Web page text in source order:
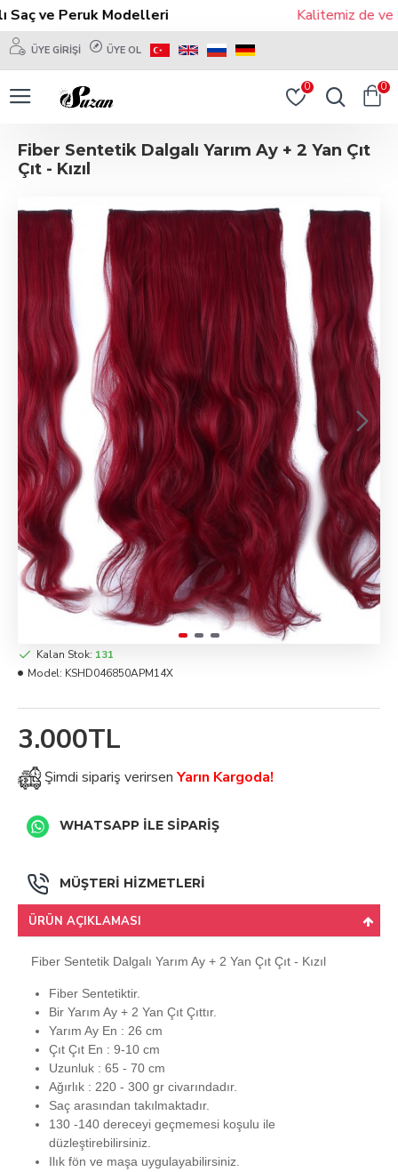
ve Peruk Modelleri Kalitemiz de ve
ÜYE GIRIŞI ÜYE OL
0 0
Fiber Sentetik Dalgalı Yarım Ay + 2 Yan Çıt
Çıt - Kızıl
3.000TL
Kalan Stok: 131
Model: KSHD046850APM14X
Şimdi sipariş verirsen Yarın Kargoda!
WHATSAPP İLE SİPARİŞ
MÜŞTERİ HİZMETLERİ
ÜRÜN AÇIKLAMASI
Fiber Sentetik Dalgalı Yarım Ay + 2 Yan Çıt Çıt - Kızıl
Fiber Sentetiktir.
Bir Yarım Ay + 2 Yan Çıt Çıttır.
Yarım Ay En : 26 cm
Çıt Çıt En : 9-10 cm
Uzunluk : 65 - 70 cm
Ağırlık : 220 - 300 gr civarındadır.
Saç arasından takılmaktadır.
130 -140 dereceyi geçmemesi koşulu ile
düzleştirebilirsiniz.
Ilık fön ve maşa uygulayabilirsiniz.